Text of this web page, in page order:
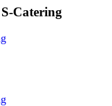
Catering